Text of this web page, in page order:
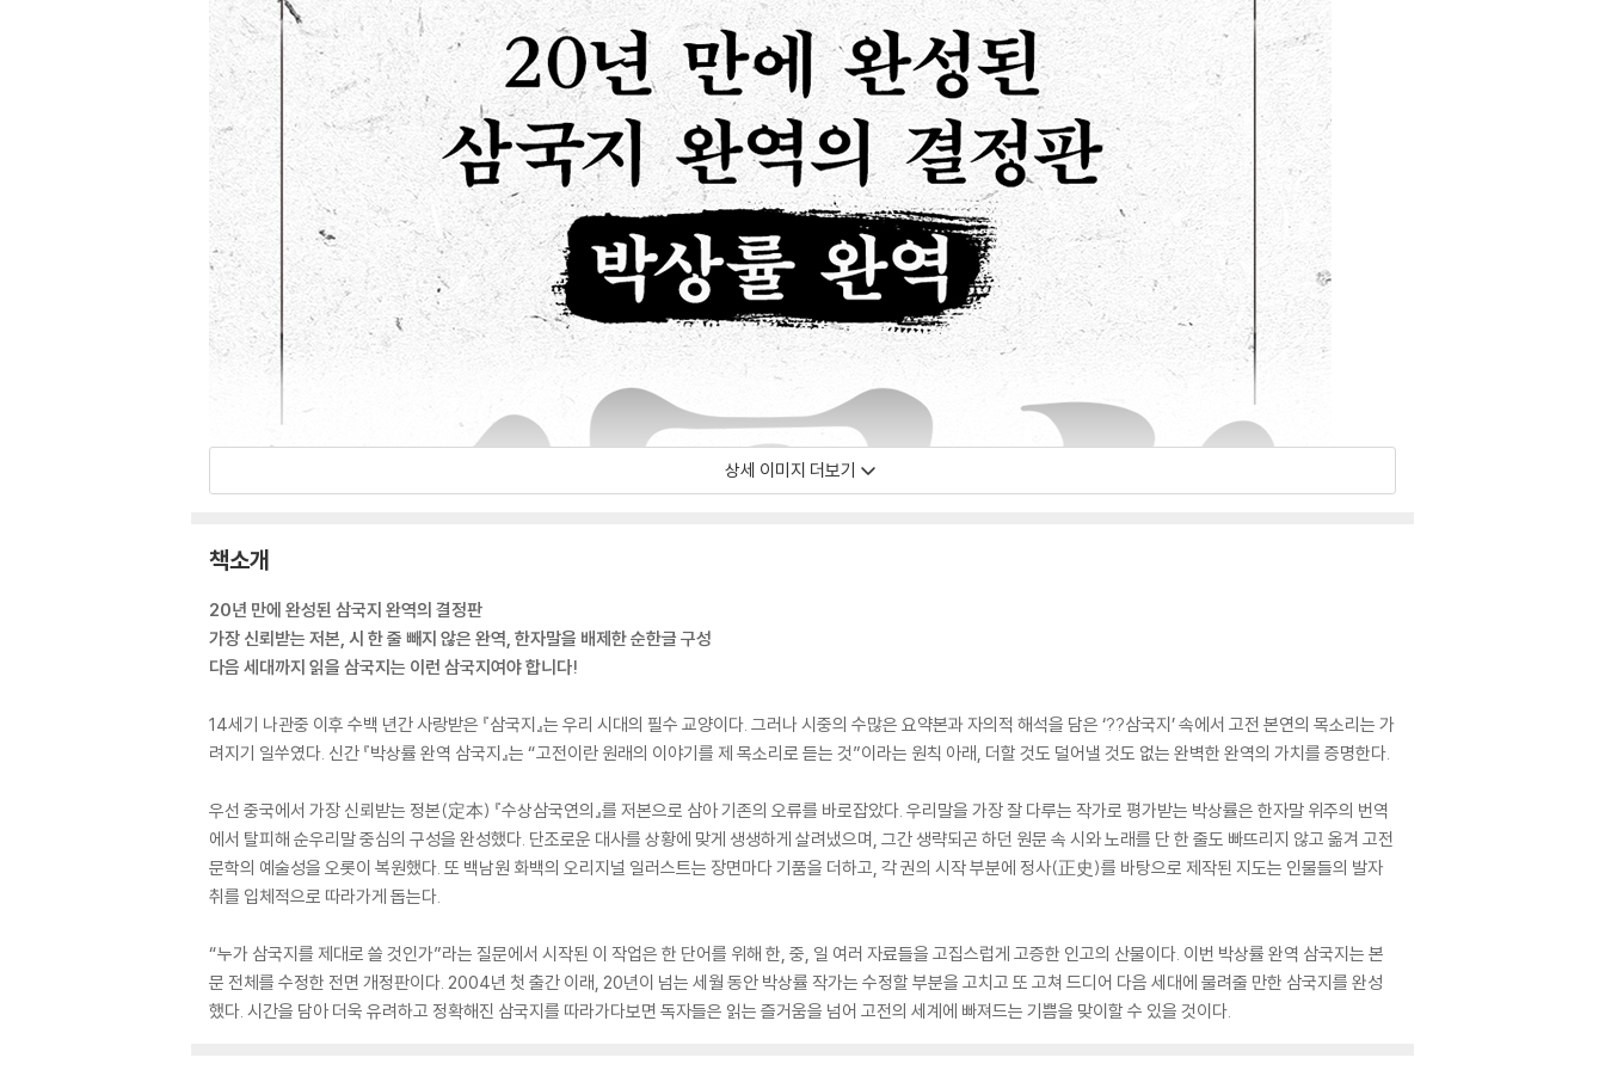
상세 이미지 더보기
책소개
20년 만에 완성된 삼국지 완역의 결정판
가장 신뢰받는 저본, 시 한 줄 빼지 않은 완역, 한자말을 배제한 순한글 구성
다음 세대까지 읽을 삼국지는 이런 삼국지여야 합니다!
14세기 나관중 이후 수백 년간 사랑받은 『삼국지』는 우리 시대의 필수 교양이다. 그러나 시중의 수많은 요약본과 자의적 해석을 담은 ‘??삼국지’ 속에서 고전 본연의 목소리는 가
려지기 일쑤였다. 신간 『박상률 완역 삼국지』는 “고전이란 원래의 이야기를 제 목소리로 듣는 것”이라는 원칙 아래, 더할 것도 덜어낼 것도 없는 완벽한 완역의 가치를 증명한다.
우선 중국에서 가장 신뢰받는 정본(定本) 『수상삼국연의』를 저본으로 삼아 기존의 오류를 바로잡았다. 우리말을 가장 잘 다루는 작가로 평가받는 박상률은 한자말 위주의 번역
에서 탈피해 순우리말 중심의 구성을 완성했다. 단조로운 대사를 상황에 맞게 생생하게 살려냈으며, 그간 생략되곤 하던 원문 속 시와 노래를 단 한 줄도 빠뜨리지 않고 옮겨 고전
문학의 예술성을 오롯이 복원했다. 또 백남원 화백의 오리지널 일러스트는 장면마다 기품을 더하고, 각 권의 시작 부분에 정사(正史)를 바탕으로 제작된 지도는 인물들의 발자
취를 입체적으로 따라가게 돕는다.
“누가 삼국지를 제대로 쓸 것인가”라는 질문에서 시작된 이 작업은 한 단어를 위해 한, 중, 일 여러 자료들을 고집스럽게 고증한 인고의 산물이다. 이번 박상률 완역 삼국지는 본
문 전체를 수정한 전면 개정판이다. 2004년 첫 출간 이래, 20년이 넘는 세월 동안 박상률 작가는 수정할 부분을 고치고 또 고쳐 드디어 다음 세대에 물려줄 만한 삼국지를 완성
했다. 시간을 담아 더욱 유려하고 정확해진 삼국지를 따라가다보면 독자들은 읽는 즐거움을 넘어 고전의 세계에 빠져드는 기쁨을 맞이할 수 있을 것이다.